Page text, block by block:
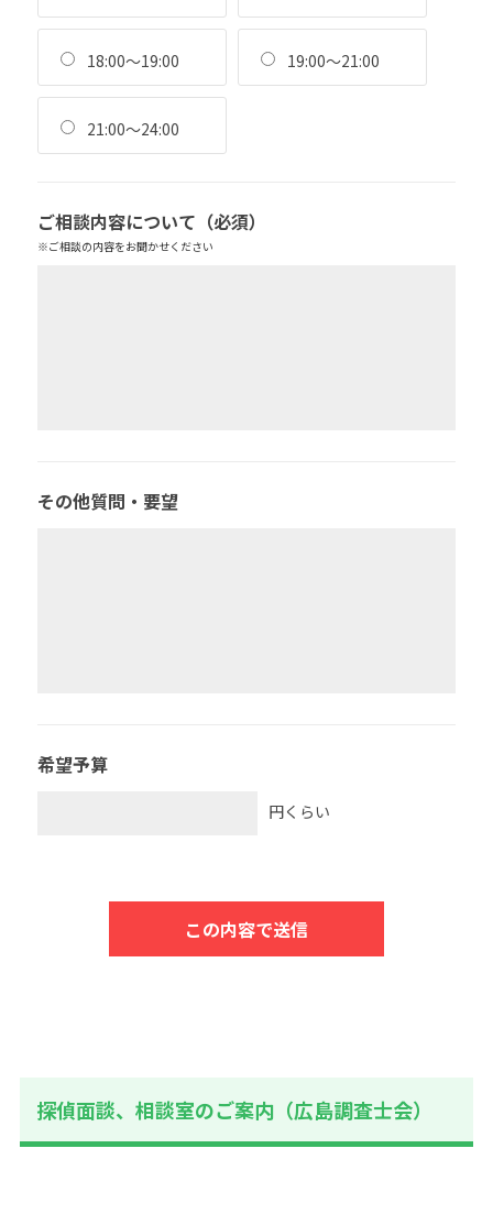
18:00～19:00 19:00～21:00
21:00～24:00
ご相談内容について （必須）
※ご相談の内容をお聞かせください
その他質問・要望
希望予算
円くらい
探偵面談、相談室のご案内（広島調査士会）